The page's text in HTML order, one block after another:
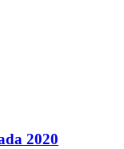
2020